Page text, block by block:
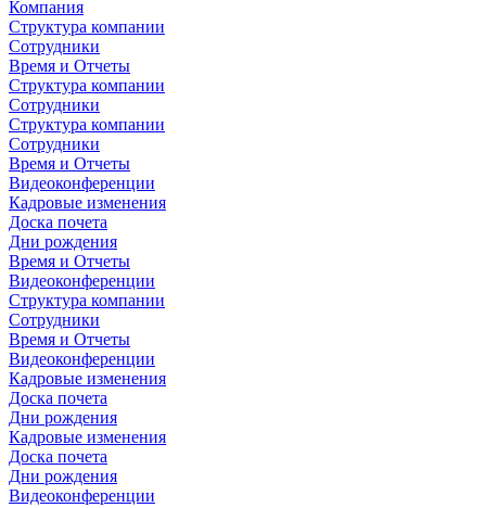
Компания
Структура компании
Сотрудники
Время и Отчеты
Структура компании
Сотрудники
Структура компании
Сотрудники
Время и Отчеты
Видеоконференции
Кадровые изменения
Доска почета
Дни рождения
Время и Отчеты
Видеоконференции
Структура компании
Сотрудники
Время и Отчеты
Видеоконференции
Кадровые изменения
Доска почета
Дни рождения
Кадровые изменения
Доска почета
Дни рождения
Видеоконференции